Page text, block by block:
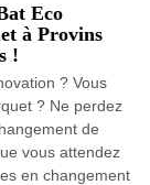
Eco
à Provins
!
? Vous
? Ne perdez
de
vous attendez
en changement